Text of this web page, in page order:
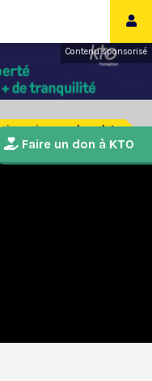
Contenu sponsorisé
sur le web !
Faire un don à KTO